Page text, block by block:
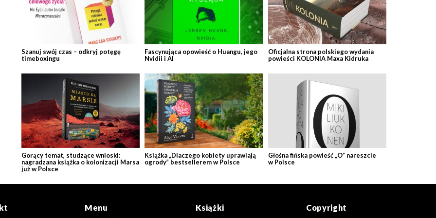
Szanuj swój czas – odkryj potęgę
timeboxingu
Fascynująca opowieść o Huangu, jego
Nvidii i AI
Oficjalna strona polskiego wydania
powieści KOLONIA Maxa Kidruka
Gorący temat, studzące wnioski:
nagradzana książka o kolonizacji Marsa
już w Polsce
Książka „Dlaczego kobiety uprawiają
ogrody” bestsellerem w Polsce
Głośna fińska powieść „O” nareszcie
w Polsce
Menu Książki Copyright